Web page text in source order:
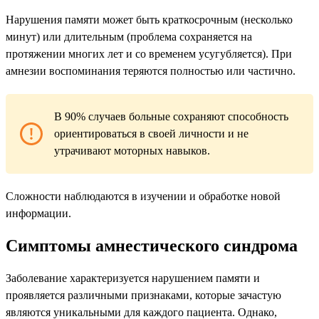
Нарушения памяти может быть краткосрочным (несколько
минут) или длительным (проблема сохраняется на
протяжении многих лет и со временем усугубляется). При
амнезии воспоминания теряются полностью или частично.
В 90% случаев больные сохраняют способность
ориентироваться в своей личности и не
утрачивают моторных навыков.
Сложности наблюдаются в изучении и обработке новой
информации.
Симптомы амнестического синдрома
Заболевание характеризуется нарушением памяти и
проявляется различными признаками, которые зачастую
являются уникальными для каждого пациента. Однако,